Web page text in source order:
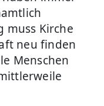
muss Kirche
neu finden
Menschen